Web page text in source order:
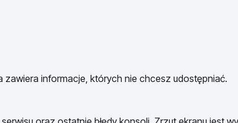
zawiera informacje, których nie chcesz udostępniać.